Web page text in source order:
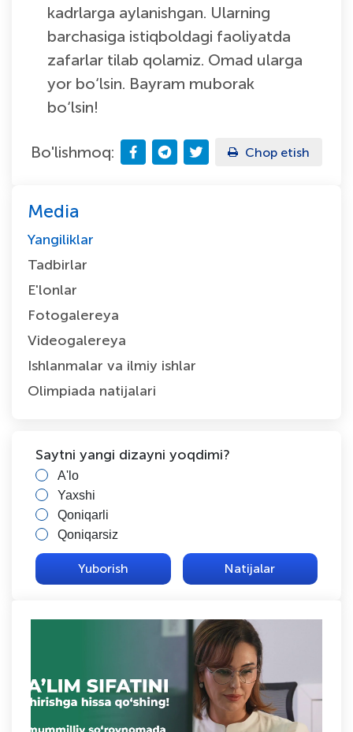
kadrlarga aylanishgan. Ularning
barchasiga istiqboldagi faoliyatda
zafarlar tilab qolamiz. Omad ularga
yor bo‘lsin. Bayram muborak
bo‘lsin!
Bo'lishmoq: Chop etish
Media
Yangiliklar
Tadbirlar
E'lonlar
Fotogalereya
Videogalereya
Ishlanmalar va ilmiy ishlar
Olimpiada natijalari
Saytni yangi dizayni yoqdimi?
A'lo
Yaxshi
Qoniqarli
Qoniqarsiz
Natijalar